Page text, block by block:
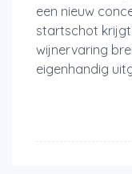
een nieuw
startschot krijgt
wijnervaring
eigenhandig